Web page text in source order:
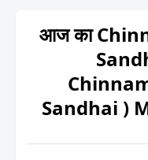
आज का
Sandhai )